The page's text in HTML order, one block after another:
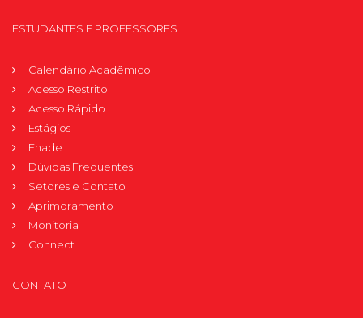
ESTUDANTES E PROFESSORES
Calendário Acadêmico
Acesso Restrito
Acesso Rápido
Estágios
Enade
Dúvidas Frequentes
Setores e Contato
Aprimoramento
Monitoria
Connect
CONTATO